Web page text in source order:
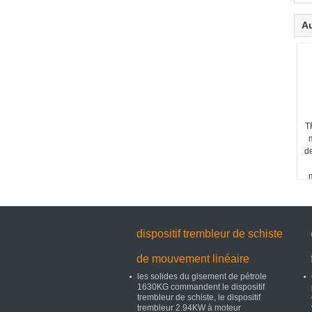
dispositif trembleur de schiste
de mouvement linéaire
les solides du gisement de pétrole
1630KG commandent le dispositif
trembleur de schiste, le dispositif
trembleur 2.94KW à moteur